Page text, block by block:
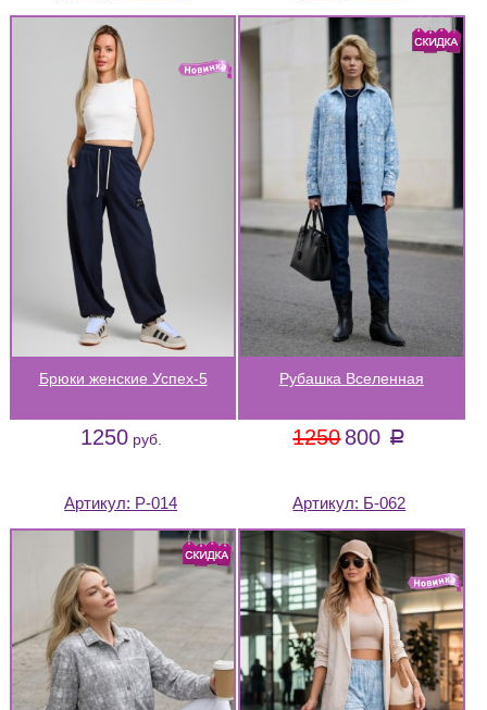
Брюки женские Успех-5
1250руб.
Рубашка Вселенная
1250 800 a
Артикул: Р-014 Артикул: Б-062